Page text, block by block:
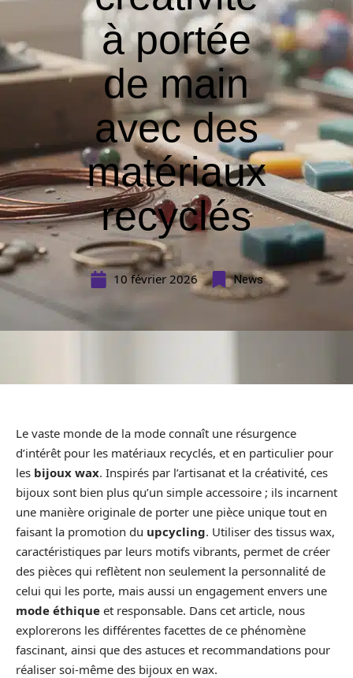
à portée
de main
avec des
matériaux
recyclés
10 février 2026 News
Le vaste monde de la mode connaît une résurgence
d’intérêt pour les matériaux recyclés, et en particulier pour
les bijoux wax. Inspirés par l’artisanat et la créativité, ces
bijoux sont bien plus qu’un simple accessoire ; ils incarnent
une manière originale de porter une pièce unique tout en
faisant la promotion du upcycling. Utiliser des tissus wax,
caractéristiques par leurs motifs vibrants, permet de créer
des pièces qui reflètent non seulement la personnalité de
celui qui les porte, mais aussi un engagement envers une
mode éthique et responsable. Dans cet article, nous
explorerons les différentes facettes de ce phénomène
fascinant, ainsi que des astuces et recommandations pour
réaliser soi-même des bijoux en wax.